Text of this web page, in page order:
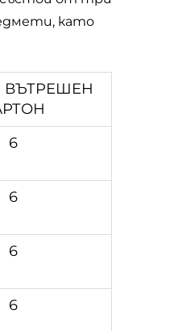
като
ВЪТРЕШЕН
6
6
6
6